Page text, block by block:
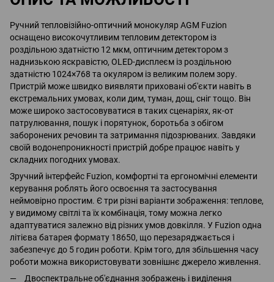
Ручний тепловізійно-оптичний монокуляр AGM Fuzion
оснащено високочутливим тепловим детектором із
роздільною здатністю 12 мкм, оптичним детектором з
наднизькою яскравістю, OLED-дисплеєм із роздільною
здатністю 1024×768 та окуляром із великим полем зору.
Пристрій може швидко виявляти приховані об'єкти навіть в
екстремальних умовах, коли дим, туман, дощ, сніг тощо. Він
може широко застосовуватися в таких сценаріях, як-от
патрулювання, пошук і порятунок, боротьба з обігом
заборонених речовин та затримання підозрюваних. Завдяки
своїй водонепроникності пристрій добре працює навіть у
складних погодних умовах.
Зручний інтерфейс Fuzion, комфортні та ергономічні елементи
керування роблять його освоєння та застосування
неймовірно простим. Є три різні варіанти зображення: теплове,
у видимому світлі та їх комбінація, тому можна легко
адаптуватися залежно від різних умов довкілля. У Fuzion одна
літієва батарея формату 18650, що перезаряджається і
забезпечує до 5 годин роботи. Крім того, для збільшення часу
роботи можна використовувати зовнішнє джерело живлення.
Двоспектральне об'єднання зображень і виділення